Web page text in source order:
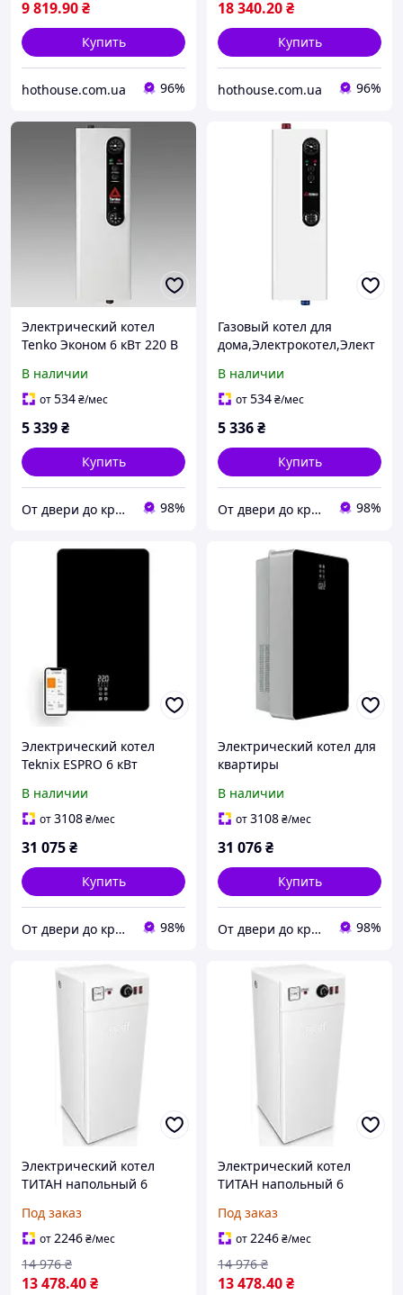
9 819.90₴
Купить
hothouse.com.ua 96%
18 340.20₴
Купить
hothouse.com.ua 96%
Электрический котел
Tenko Эконом 6 кВт 220 В
В наличии
от534₴/мес
5 339₴
Купить
От двери до кровли 98%
Газовый котел для
дома,Электрокотел,Элект
Эконом 6 кВт 220 В
В наличии
от534₴/мес
5 336₴
Купить
От двери до кровли 98%
Электрический котел
Teknix ESPRO 6 кВт
В наличии
от3108₴/мес
31 075₴
Купить
От двери до кровли 98%
Электрический котел для
квартиры
ские котлы,Teknix ESPRO 6
кВт
В наличии
от3108₴/мес
31 076₴
Купить
От двери до кровли 98%
Электрический котел
ТИТАН напольный 6
Под заказ
от2246₴/мес
13 478.40₴
14 976 ₴
Электрический котел
ТИТАН напольный 6
Под заказ
от2246₴/мес
13 478.40₴
14 976 ₴